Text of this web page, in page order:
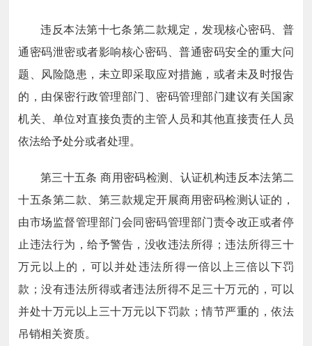
违反本法第十七条第二款规定，发现核心密码、普
通密码泄密或者影响核心密码、普通密码安全的重大问
题、风险隐患，未立即采取应对措施，或者未及时报告
的，由保密行政管理部门、密码管理部门建议有关国家
机关、单位对直接负责的主管人员和其他直接责任人员
依法给予处分或者处理。
第三十五条 商用密码检测、认证机构违反本法第二
十五条第二款、第三款规定开展商用密码检测认证的，
由市场监督管理部门会同密码管理部门责令改正或者停
止违法行为，给予警告，没收违法所得；违法所得三十
万元以上的，可以并处违法所得一倍以上三倍以下罚
款；没有违法所得或者违法所得不足三十万元的，可以
并处十万元以上三十万元以下罚款；情节严重的，依法
吊销相关资质。